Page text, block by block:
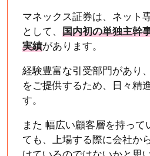
マネックス証券は、ネット
として、 国内初の単独主幹
実績があります。
経験豊富な引受部門があり
をご提供するため、日々精
す。
また 幅広い顧客層を持って
ても、上場する際に会社か